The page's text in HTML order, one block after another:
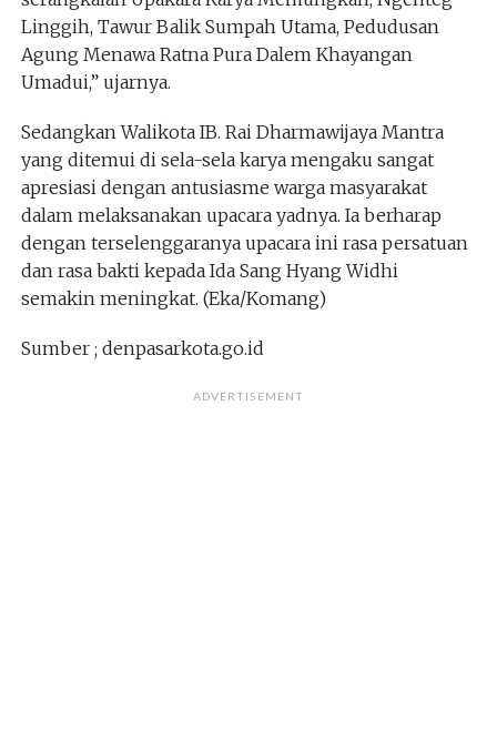
Linggih, Tawur Balik Sumpah Utama, Pedudusan
Agung Menawa Ratna Pura Dalem Khayangan
Umadui,” ujarnya.
Sedangkan Walikota IB. Rai Dharmawijaya Mantra
yang ditemui di sela-sela karya mengaku sangat
apresiasi dengan antusiasme warga masyarakat
dalam melaksanakan upacara yadnya. Ia berharap
dengan terselenggaranya upacara ini rasa persatuan
dan rasa bakti kepada Ida Sang Hyang Widhi
semakin meningkat. (Eka/Komang)
Sumber ; denpasarkota.go.id
ADVERTISEMENT